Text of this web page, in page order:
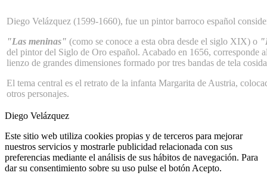
Diego Velázquez (1599-1660), fue un pintor barroco español
"Las meninas" (como se conoce a esta obra desde el siglo XIX) o
del pintor del Siglo de Oro español. Acabado en 1656, corresponde
lienzo de grandes dimensiones formado por tres bandas de tela
El tema central es el retrato de la infanta Margarita de Austria,
otros personajes.
Diego Velázquez
Este sitio web utiliza cookies propias y de terceros para mejorar
nuestros servicios y mostrarle publicidad relacionada con sus
preferencias mediante el análisis de sus hábitos de navegación. Para
dar su consentimiento sobre su uso pulse el botón Acepto.